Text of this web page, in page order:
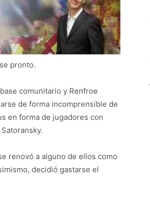
pronto.
comunitario y Renfroe
de forma incomprensible de
en forma de jugadores con
renovó a alguno de ellos como
decidió gastarse el